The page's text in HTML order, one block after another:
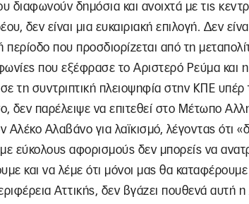
διαφωνούν δημόσια και ανοιχτά με τις
δεν είναι μια ευκαιριακή επιλογή. Δεν
περίοδο που προσδιορίζεται από τη
που εξέφρασε το Αριστερό Ρεύμα και
τη συντριπτική πλειοψηφία στην ΚΠΕ
δεν παρέλειψε να επιτεθεί στο Μέτωπο
Αλέκο Αλαβάνο για λαϊκισμό, λέγοντας ότι
εύκολους αφορισμούς δεν μπορείς να
και να λέμε ότι μόνοι μας θα
Αττικής, δεν βγάζει πουθενά αυτή η